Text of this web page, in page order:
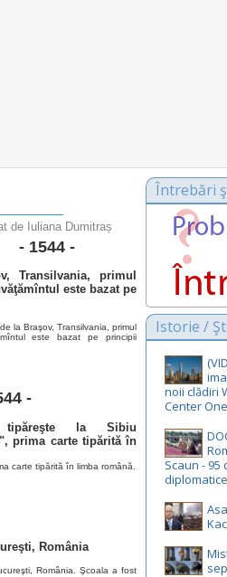
de Iuliana Dumitraș
- 1544 -
Transilvania, primul
este bazat pe
la Braşov, Transilvania, primul
este bazat pe principii
-
tipăreşte la Sibiu
prima carte tipărită în
carte tipărită în limba română.
România
România. Şcoala a fost
Întrebări
Istorie /
noii clădiri
Center One
Scaun -
diplomatice